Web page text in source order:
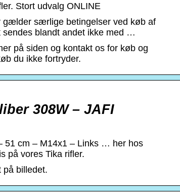
Stort udvalg ONLINE
gælder særlige betingelser ved køb af
blandt andet ikke med …
på siden og kontakt os for køb og
du ikke fortryder.
308W – JAFI
51 cm – M14x1 – Links … her hos
på vores Tika rifler.
fra våbnet på billedet.